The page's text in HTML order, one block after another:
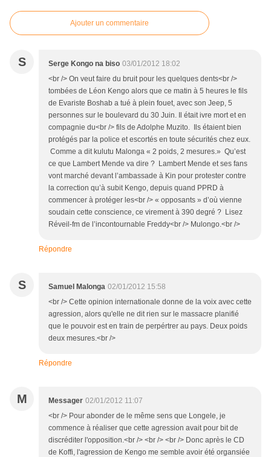
Ajouter un commentaire
S Serge Kongo na biso 03/01/2012 18:02
<br /> On veut faire du bruit pour les quelques dents<br />
tombées de Léon Kengo alors que ce matin à 5 heures le fils
de Evariste Boshab a tué à plein fouet, avec son Jeep, 5
personnes sur le boulevard du 30 Juin. Il était ivre mort et en
compagnie du<br /> fils de Adolphe Muzito. Ils étaient bien
protégés par la police et escortés en toute sécurités chez eux.
Comme a dit kulutu Malonga « 2 poids, 2 mesures.» Qu’est
ce que Lambert Mende va dire ? Lambert Mende et ses fans
vont marché devant l’ambassade à Kin pour protester contre
la correction qu’à subit Kengo, depuis quand PPRD à
commencer à protéger les<br /> « opposants » d’où vienne
soudain cette conscience, ce virement à 390 degré ? Lisez
Réveil-fm de l’incontournable Freddy<br /> Mulongo.<br />
Répondre
S Samuel Malonga 02/01/2012 15:58
<br /> Cette opinion internationale donne de la voix avec cette
agression, alors qu'elle ne dit rien sur le massacre planifié
que le pouvoir est en train de perpértrer au pays. Deux poids
deux mesures.<br />
Répondre
M Messager 02/01/2012 11:07
<br /> Pour abonder de le même sens que Longele, je
commence à réaliser que cette agression avait pour bit de
discréditer l'opposition.<br /> <br /> <br /> Donc après le CD
de Koffi, l'agression de Kengo me semble avoir été organsiée